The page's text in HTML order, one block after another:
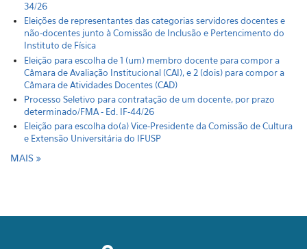
34/26
Eleições de representantes das categorias servidores docentes e
não-docentes junto à Comissão de Inclusão e Pertencimento do
Instituto de Física
Eleição para escolha de 1 (um) membro docente para compor a
Câmara de Avaliação Institucional (CAI), e 2 (dois) para compor a
Câmara de Atividades Docentes (CAD)
Processo Seletivo para contratação de um docente, por prazo
determinado/FMA - Ed. IF-44/26
Eleição para escolha do(a) Vice-Presidente da Comissão de Cultura
e Extensão Universitária do IFUSP
MAIS